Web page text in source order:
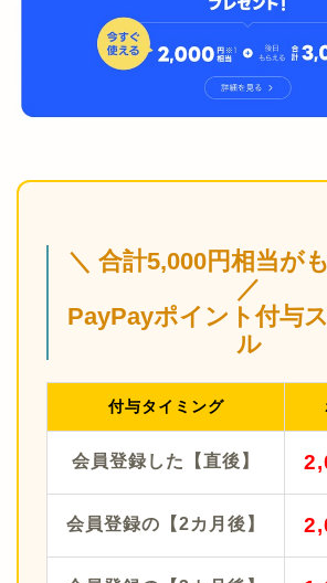
＼ 合計5,000円相当が
／
PayPayポイント付与
ル
付与タイミング
会員登録した【直後】
会員登録の【2カ月後】